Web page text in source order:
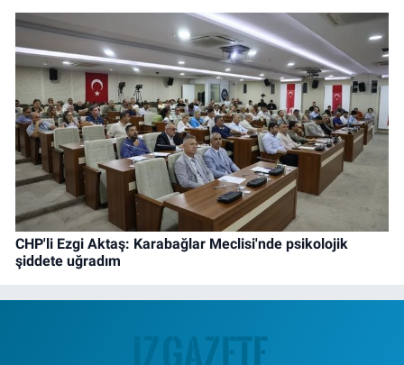
CHP'li Ezgi Aktaş: Karabağlar Meclisi'nde psikolojik
şiddete uğradım